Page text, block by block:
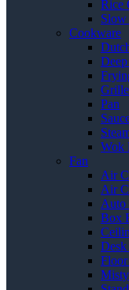
Rice
Slow
Cookware
Pan
Wok
Fan
Air
Air
Auto
Box
Desk
Floor